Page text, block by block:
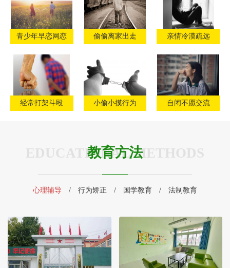
青少年早恋网恋 偷偷离家出走 亲情冷漠疏远
经常打架斗殴 小偷小摸行为 自闭不愿交流
EDUCATIONAL METHODS
教育方法
心理辅导 / 行为矫正 / 国学教育 / 法制教育